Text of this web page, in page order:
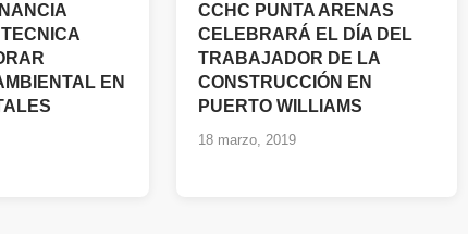
EN
CCHC PUNTA ARENAS
CELEBRARÁ EL DÍA DEL
TRABAJADOR DE LA
CONSTRUCCIÓN EN
PUERTO WILLIAMS
18 marzo, 2019